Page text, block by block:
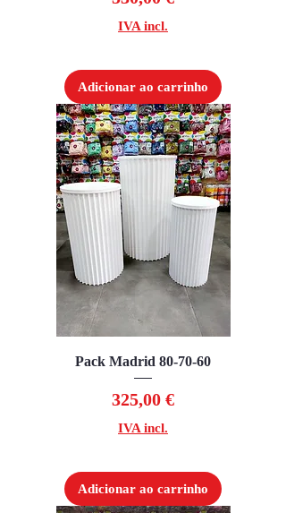
IVA incl.
Adicionar ao carrinho
Pack Madrid 80-70-60
Preço
325,00 €
IVA incl.
Adicionar ao carrinho